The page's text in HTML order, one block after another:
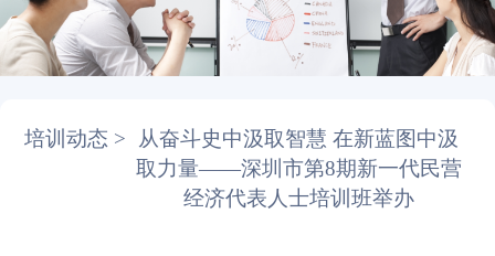
培训动态 >
从奋斗史中汲取智慧 在新蓝图中汲
取力量——深圳市第8期新一代民营
经济代表人士培训班举办